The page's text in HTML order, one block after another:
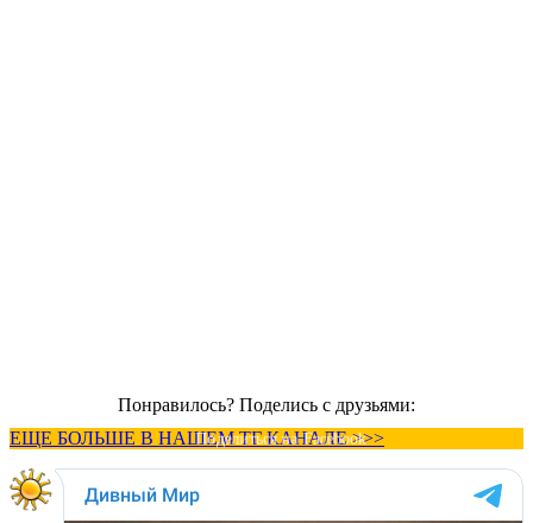
Понравилось? Поделись с друзьями:
ЕЩЕ БОЛЬШЕ В НАШЕМ ТГ КАНАЛЕ >>>